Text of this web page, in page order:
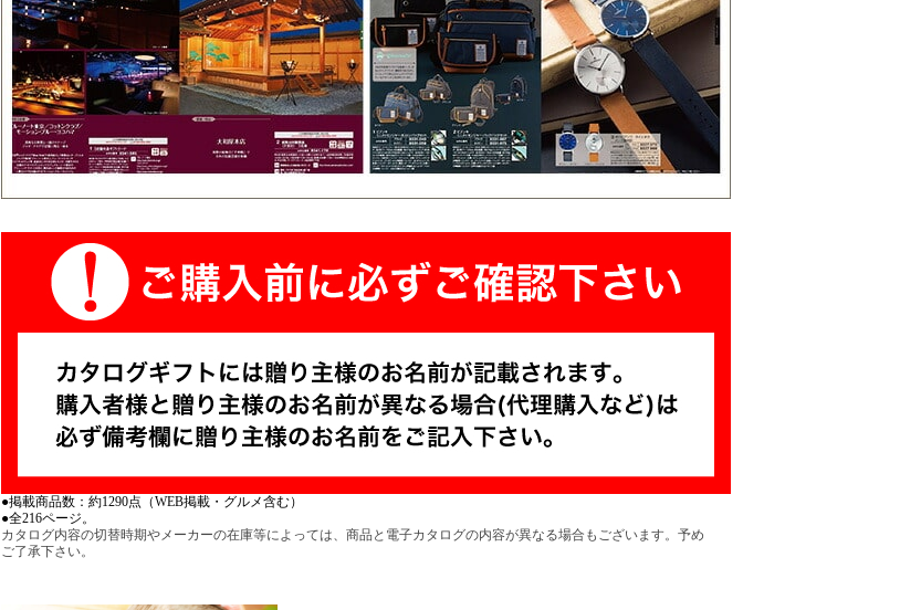
●掲載商品数：約1290点（WEB掲載・グルメ含む）
●全216ページ。
カタログ内容の切替時期やメーカーの在庫等によっては、商品と電子カタログの内容が異なる場合もございます。予め
ご了承下さい。